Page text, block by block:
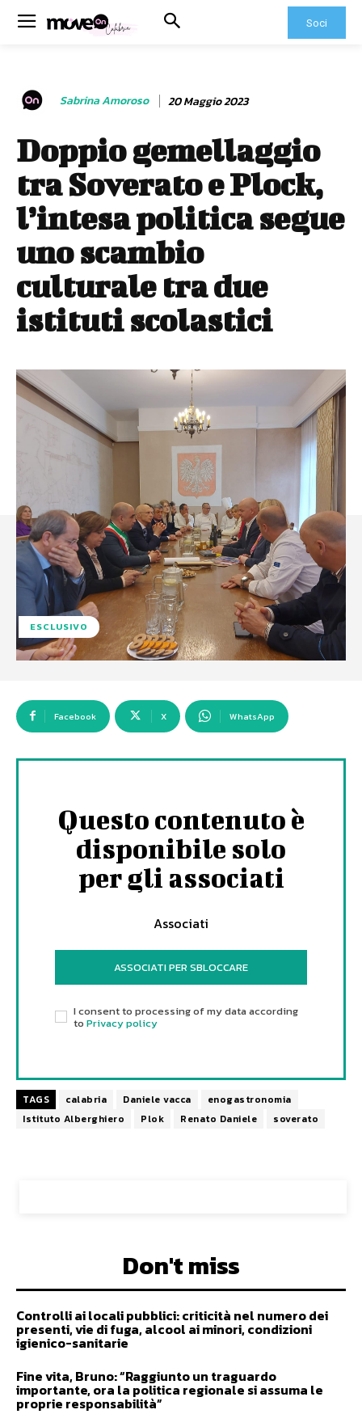
Soci
Sabrina Amoroso 20 Maggio 2023
Doppio gemellaggio
tra Soverato e Plock,
l’intesa politica segue
uno scambio
culturale tra due
istituti scolastici
ESCLUSIVO
Facebook X WhatsApp
Questo contenuto è
disponibile solo
per gli associati
Associati
ASSOCIATI PER SBLOCCARE
I consent to processing of my data according
to Privacy policy
TAGS calabria Daniele vacca
enogastronomia
Istituto Alberghiero
Plok Renato Daniele soverato
Don't miss
Controlli ai locali pubblici: criticità nel numero dei
presenti, vie di fuga, alcool ai minori, condizioni
igienico-sanitarie
Fine vita, Bruno: “Raggiunto un traguardo
importante, ora la politica regionale si assuma le
proprie responsabilità”